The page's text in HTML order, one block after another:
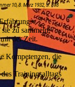
10, 8. März 1932, S. 378
zu sammeln.
der Zeit.
Kompetenzen, die
Trainingsalltags